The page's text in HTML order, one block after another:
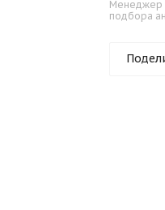
Менеджер
подбора